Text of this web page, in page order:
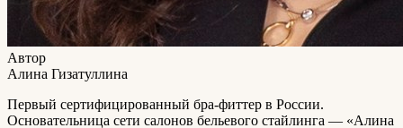
Автор
Алина Гизатуллина
Первый сертифицированный бра-фиттер в России.
Основательница сети салонов бельевого стайлинга — «Алина